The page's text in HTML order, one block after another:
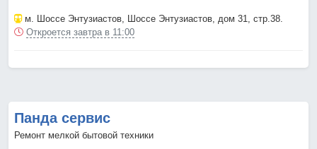
м. Шоссе Энтузиастов , Шоссе Энтузиастов, дом 31, стр.38.
Откроется завтра в 11:00
Панда сервис
Ремонт мелкой бытовой техники